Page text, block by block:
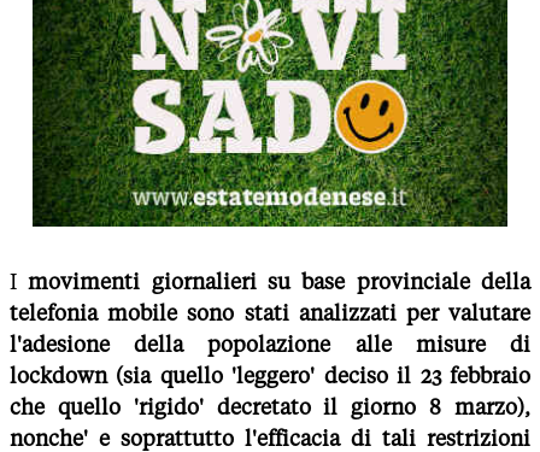
I movimenti giornalieri su base provinciale della
telefonia mobile sono stati analizzati per valutare
l'adesione della popolazione alle misure di
lockdown (sia quello 'leggero' deciso il 23 febbraio
che quello 'rigido' decretato il giorno 8 marzo),
nonche' e soprattutto l'efficacia di tali restrizioni